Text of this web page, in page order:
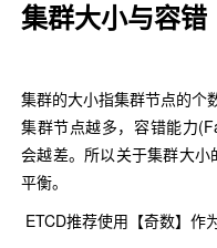
集群大小与容错
集群的大小指集群节点的个
集群节点越多，容错能力
会越差。所以关于集群大
平衡。
ETCD推荐使用【奇数】作